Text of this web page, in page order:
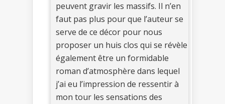
peuvent gravir les massifs. Il n’en
faut pas plus pour que l’auteur se
serve de ce décor pour nous
proposer un huis clos qui se révèle
également être un formidable
roman d’atmosphère dans lequel
j’ai eu l’impression de ressentir à
mon tour les sensations des